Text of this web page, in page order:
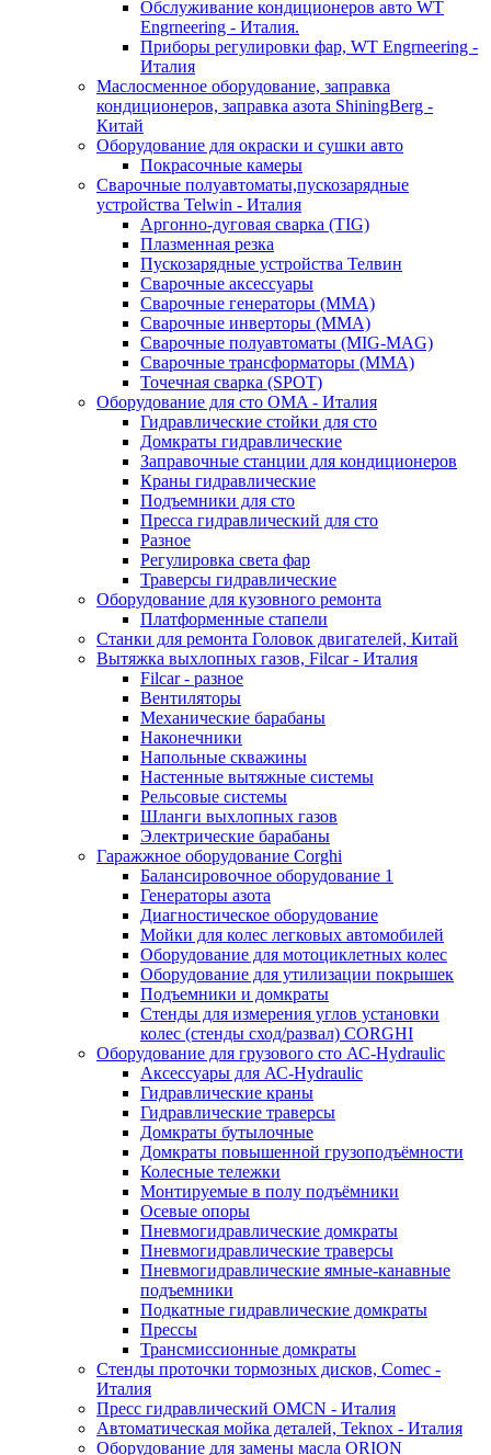
Обслуживание кондиционеров авто WT
Engrneering - Италия.
Приборы регулировки фар, WT Engrneering -
Италия
Маслосменное оборудование, заправка
кондиционеров, заправка азота ShiningBerg -
Китай
Оборудование для окраски и сушки авто
Покрасочные камеры
Сварочные полуавтоматы,пускозарядные
устройства Telwin - Италия
Аргонно-дуговая сварка (TIG)
Плазменная резка
Пускозарядные устройства Телвин
Сварочные аксессуары
Сварочные генераторы (MMA)
Сварочные инверторы (MMA)
Сварочные полуавтоматы (MIG-MAG)
Сварочные трансформаторы (MMA)
Точечная сварка (SPOT)
Оборудование для сто OMA - Италия
Гидравлические стойки для сто
Домкраты гидравлические
Заправочные станции для кондиционеров
Краны гидравлические
Подъемники для сто
Пресса гидравлический для сто
Разное
Регулировка света фар
Траверсы гидравлические
Оборудование для кузовного ремонта
Платформенные стапели
Станки для ремонта Головок двигателей, Китай
Вытяжка выхлопных газов, Filcar - Италия
Filcar - разное
Вентиляторы
Механические барабаны
Наконечники
Напольные скважины
Настенные вытяжные системы
Рельсовые системы
Шланги выхлопных газов
Электрические барабаны
Гаражжное оборудование Corghi
Балансировочное оборудование 1
Генераторы азота
Диагностическое оборудование
Мойки для колес легковых автомобилей
Оборудование для мотоциклетных колес
Оборудование для утилизации покрышек
Подъемники и домкраты
Стенды для измерения углов установки
колес (стенды сход/развал) CORGHI
Оборудование для грузового сто АС-Hydraulic
Аксессуары для АС-Hydraulic
Гидравлические краны
Гидравлические траверсы
Домкраты бутылочные
Домкраты повышенной грузоподъёмности
Колесные тележки
Монтируемые в полу подъёмники
Осевые опоры
Пневмогидравлические домкраты
Пневмогидравлические траверсы
Пневмогидравлические ямные-канавные
подъемники
Подкатные гидравлические домкраты
Прессы
Трансмиссионные домкраты
Стенды проточки тормозных дисков, Comec -
Италия
Пресс гидравлический OMCN - Италия
Автоматическая мойка деталей, Teknox - Италия
Оборудование для замены масла ORION